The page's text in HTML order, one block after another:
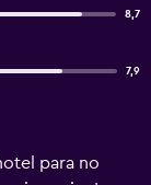
8,7
7,9
para no